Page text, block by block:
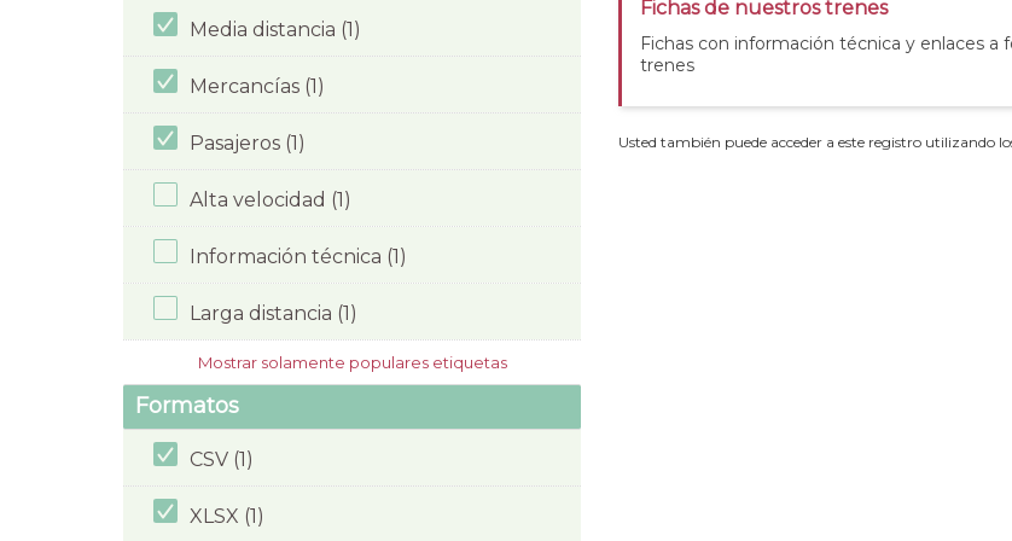
Media distancia (1)
Mercancías (1)
Pasajeros (1)
Alta velocidad (1)
Información técnica (1)
Larga distancia (1)
Mostrar solamente populares etiquetas
Formatos
CSV (1)
XLSX (1)
Fichas de nuestros trenes
Fichas con información técnica y enlaces a
trenes
Usted también puede acceder a este registro utilizando